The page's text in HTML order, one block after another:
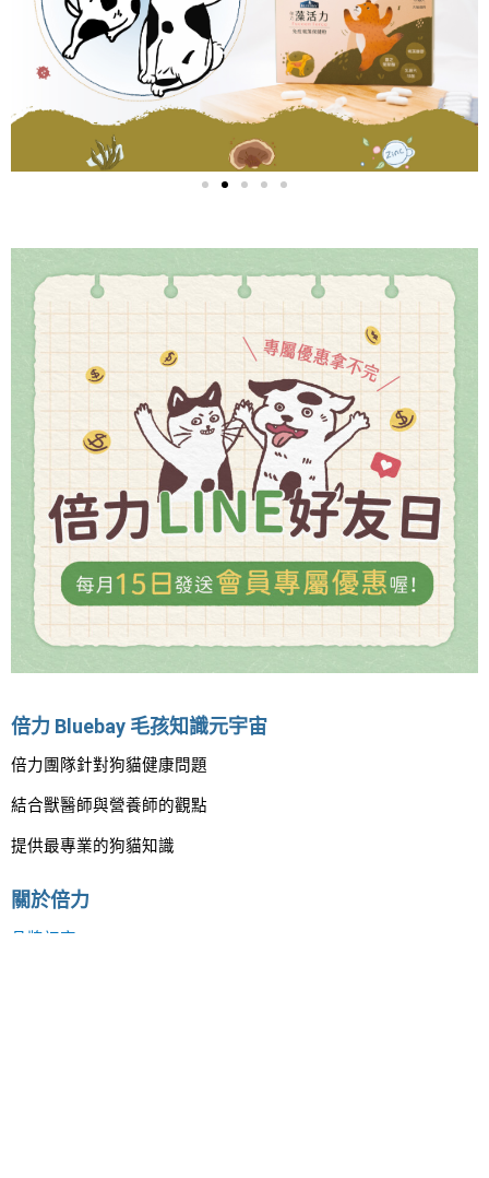
倍力 Bluebay 毛孩知識元宇宙
倍力團隊針對狗貓健康問題
結合獸醫師與營養師的觀點
提供最專業的狗貓知識
關於倍力
品牌初衷